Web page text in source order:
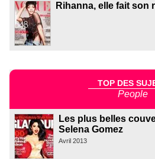
Rihanna, elle fait son
TOP DES
People
Les plus belles
Selena Gomez
Avril 2013